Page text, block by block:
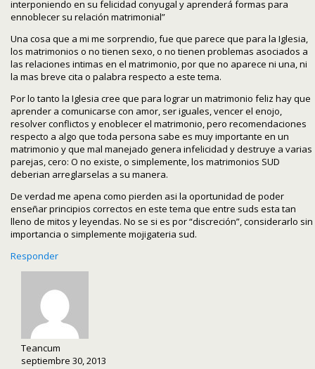
interponiendo en su felicidad conyugal y aprenderá formas para
ennoblecer su relación matrimonial”
Una cosa que a mi me sorprendio, fue que parece que para la Iglesia,
los matrimonios o no tienen sexo, o no tienen problemas asociados a
las relaciones intimas en el matrimonio, por que no aparece ni una, ni
la mas breve cita o palabra respecto a este tema.
Por lo tanto la Iglesia cree que para lograr un matrimonio feliz hay que
aprender a comunicarse con amor, ser iguales, vencer el enojo,
resolver conflictos y enoblecer el matrimonio, pero recomendaciones
respecto a algo que toda persona sabe es muy importante en un
matrimonio y que mal manejado genera infelicidad y destruye a varias
parejas, cero: O no existe, o simplemente, los matrimonios SUD
deberian arreglarselas a su manera.
De verdad me apena como pierden asi la oportunidad de poder
enseñar principios correctos en este tema que entre suds esta tan
lleno de mitos y leyendas. No se si es por “discreción”, considerarlo sin
importancia o simplemente mojigateria sud.
Responder
Teancum
septiembre 30, 2013